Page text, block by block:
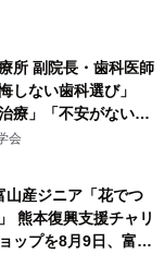
所 副院長・歯科医師
しない歯科選び」
療」「不安がない治
に専門監修
会
山産ジニア「花でつ
熊本復興支援チャリ
ップを8月9日、富